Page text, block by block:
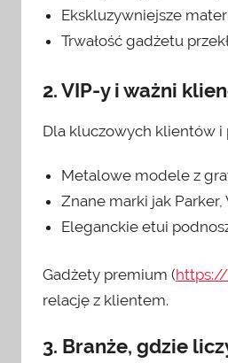
Ekskluzywniejsze
Trwałość gadżetu
2. VIP-y i ważni
Dla kluczowych klientów i
Metalowe modele z
Znane marki jak
Eleganckie etui
Gadżety premium (
relację z klientem.
3. Branże, gdzie